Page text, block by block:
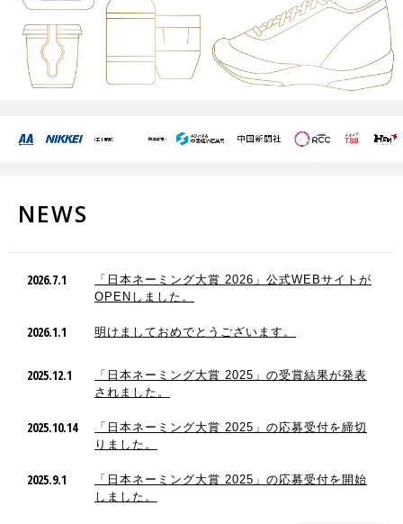
NEWS
2026.7.1
「日本ネーミング大賞 2026」公式WEBサイトが
OPENしました。
2026.1.1 明けましておめでとうございます。
2025.12.1
「日本ネーミング大賞 2025」の受賞結果が発表
されました。
2025.10.14
「日本ネーミング大賞 2025」の応募受付を締切
りました。
2025.9.1
「日本ネーミング大賞 2025」の応募受付を開始
しました。